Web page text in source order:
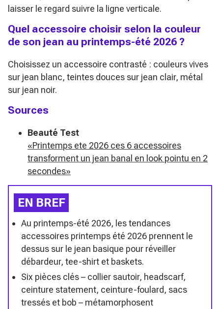
laisser le regard suivre la ligne verticale.
Quel accessoire choisir selon la couleur
de son jean au printemps-été 2026 ?
Choisissez un accessoire contrasté : couleurs vives
sur jean blanc, teintes douces sur jean clair, métal
sur jean noir.
Sources
Beauté Test
«Printemps ete 2026 ces 6 accessoires
transforment un jean banal en look pointu en 2
secondes»
EN BREF
Au printemps-été 2026, les tendances
accessoires printemps été 2026 prennent le
dessus sur le jean basique pour réveiller
débardeur, tee-shirt et baskets.
Six pièces clés – collier sautoir, headscarf,
ceinture statement, ceinture-foulard, sacs
tressés et bob – métamorphosent